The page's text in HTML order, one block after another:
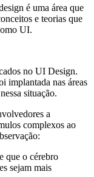
é uma área que
e teorias que
UI.
no UI Design.
implantada nas áreas
situação.
a
complexos ao
que o cérebro
sejam mais